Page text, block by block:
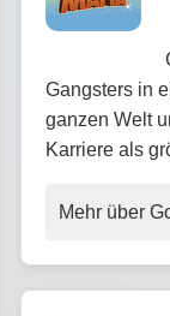
Gangsters in
ganzen Welt
Karriere als
Mehr über